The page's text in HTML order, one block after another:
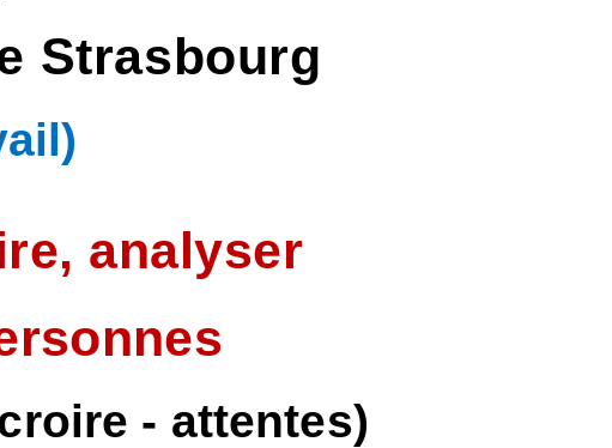
Strasbourg
analyser
- attentes)